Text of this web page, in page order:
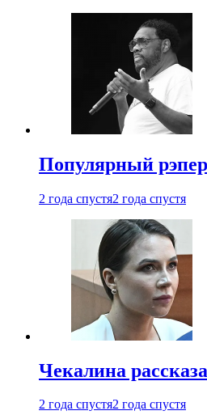
Популярный
2 года спустя2 года спустя
Чекалина
2 года спустя2 года спустя